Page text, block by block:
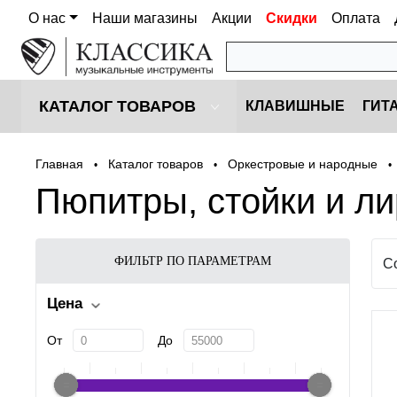
О нас Наши магазины Акции Скидки Оплата
КАТАЛОГ ТОВАРОВ КЛАВИШНЫЕ
Главная • Каталог товаров • Оркестровые и народные •
Пюпитры, стойки и
ФИЛЬТР ПО ПАРАМЕТРАМ
Цена
От До